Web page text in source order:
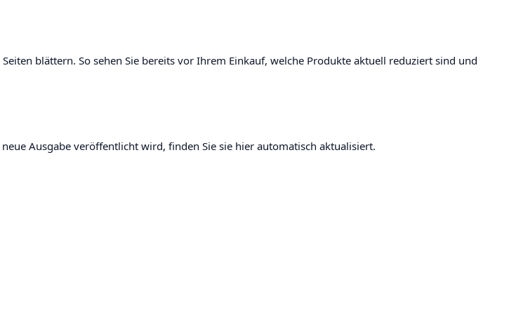
blättern. So sehen Sie bereits vor Ihrem Einkauf, welche Produkte aktuell reduziert sind und
Ausgabe veröffentlicht wird, finden Sie sie hier automatisch aktualisiert.